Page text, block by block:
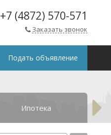
+7 (4872) 570-571
Заказать звонок
Подать объявление
Ипотека